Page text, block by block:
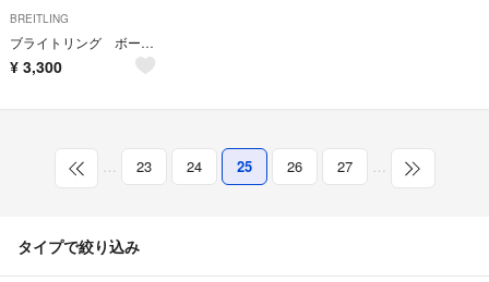
BREITLING
ブライトリング ボールペン
¥ 3,300
… 23 24 25 26 27 …
タイプで絞り込み